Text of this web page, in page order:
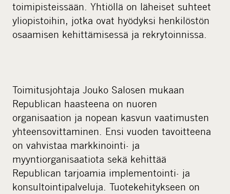
toimipisteissään. Yhtiöllä on läheiset suhteet
yliopistoihin, jotka ovat hyödyksi henkilöstön
osaamisen kehittämisessä ja rekrytoinnissa.
Toimitusjohtaja Jouko Salosen mukaan
Republican haasteena on nuoren
organisaation ja nopean kasvun vaatimusten
yhteensovittaminen. Ensi vuoden tavoitteena
on vahvistaa markkinointi- ja
myyntiorganisaatiota sekä kehittää
Republican tarjoamia implementointi- ja
konsultointipalveluja. Tuotekehitykseen on